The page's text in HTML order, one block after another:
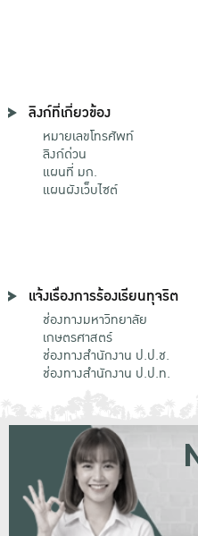
ลิงก์ที่เกี่ยวข้อง
หมายเลขโทรศัพท์
ลิงก์ด่วน
แผนที่ มก.
แผนผังเว็บไซต์
แจ้งเรื่องการร้องเรียนทุจริต
ช่องทางมหาวิทยาลัย
เกษตรศาสตร์
ช่องทางสำนักงาน ป.ป.ช.
ช่องทางสำนักงาน ป.ป.ท.